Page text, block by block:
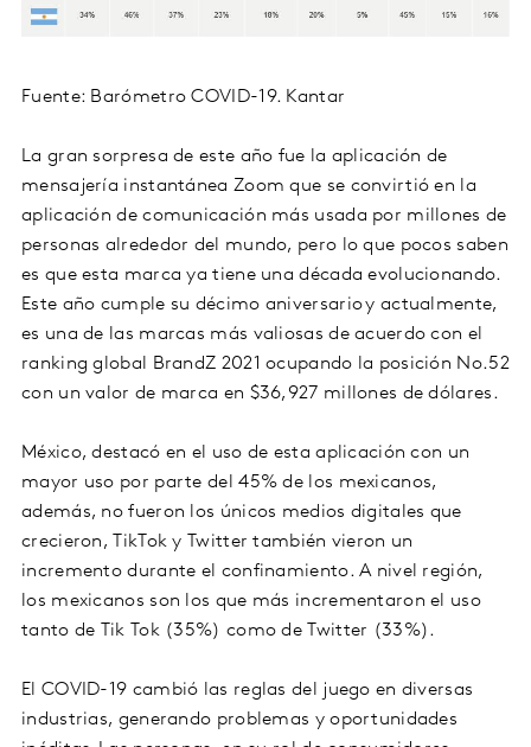
Fuente: Barómetro COVID-19. Kantar
La gran sorpresa de este año fue la aplicación de
mensajería instantánea Zoom que se convirtió en la
aplicación de comunicación más usada por millones de
personas alrededor del mundo, pero lo que pocos saben
es que esta marca ya tiene una década evolucionando.
Este año cumple su décimo aniversario y actualmente,
es una de las marcas más valiosas de acuerdo con el
ranking global BrandZ 2021 ocupando la posición No.52
con un valor de marca en $36,927 millones de dólares.
México, destacó en el uso de esta aplicación con un
mayor uso por parte del 45% de los mexicanos,
además, no fueron los únicos medios digitales que
crecieron, TikTok y Twitter también vieron un
incremento durante el confinamiento. A nivel región,
los mexicanos son los que más incrementaron el uso
tanto de Tik Tok (35%) como de Twitter (33%).
El COVID-19 cambió las reglas del juego en diversas
industrias, generando problemas y oportunidades